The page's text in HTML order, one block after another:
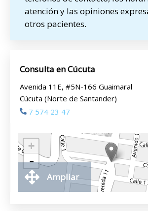
atención y las opiniones
otros pacientes.
Consulta en Cúcuta
Avenida 11E, #5N-166 Guaimaral
Cúcuta (Norte de Santander)
7 574 23 47
+
-
Ampliar